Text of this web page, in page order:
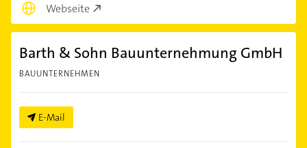
Webseite
Barth & Sohn Bauunternehmung GmbH
BAUUNTERNEHMEN
E-Mail